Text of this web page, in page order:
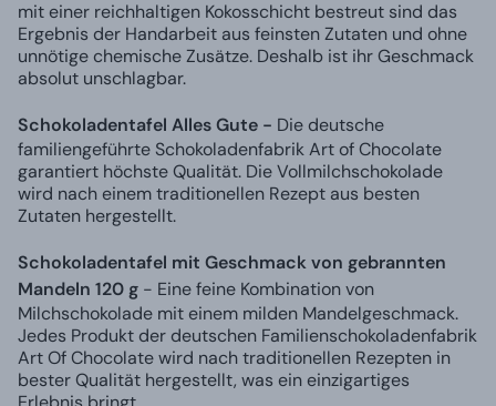
mit einer reichhaltigen Kokosschicht bestreut sind das
Ergebnis der Handarbeit aus feinsten Zutaten und ohne
unnötige chemische Zusätze. Deshalb ist ihr Geschmack
absolut unschlagbar.
Schokoladentafel Alles Gute - Die deutsche
familiengeführte Schokoladenfabrik Art of Chocolate
garantiert höchste Qualität. Die Vollmilchschokolade
wird nach einem traditionellen Rezept aus besten
Zutaten hergestellt.
Schokoladentafel mit Geschmack von gebrannten
Mandeln 120 g - Eine feine Kombination von
Milchschokolade mit einem milden Mandelgeschmack.
Jedes Produkt der deutschen Familienschokoladenfabrik
Art Of Chocolate wird nach traditionellen Rezepten in
bester Qualität hergestellt, was ein einzigartiges